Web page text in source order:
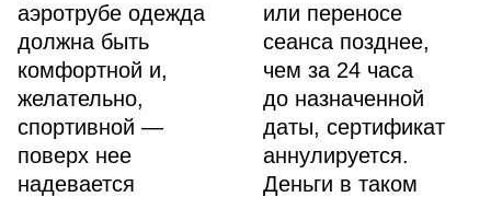
аэротрубе одежда
должна быть
комфортной и,
желательно,
спортивной —
поверх нее
надевается
или переносе
сеанса позднее,
чем за 24 часа
до назначенной
даты, сертификат
аннулируется.
Деньги в таком